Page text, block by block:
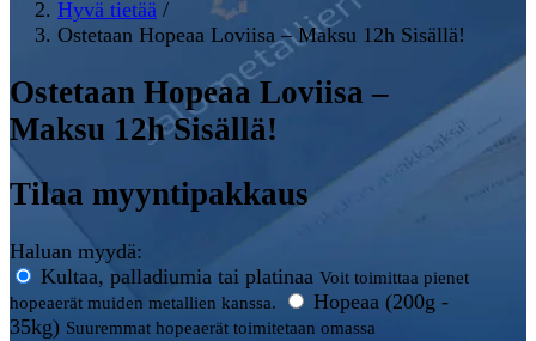
Hyvä tietää /
Ostetaan Hopeaa Loviisa – Maksu 12h Sisällä!
Ostetaan Hopeaa Loviisa –
Maksu 12h Sisällä!
Tilaa myyntipakkaus
Haluan myydä:
Kultaa, palladiumia tai platinaa Voit toimittaa pienet
hopeaerät muiden metallien kanssa.
Hopeaa (200g -
35kg) Suuremmat hopeaerät toimitetaan omassa